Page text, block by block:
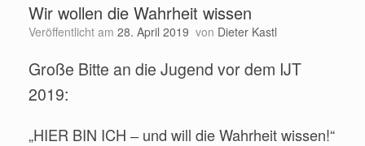
Wir wollen die Wahrheit wissen
Veröffentlicht am 28. April 2019 von Dieter Kastl
Große Bitte an die Jugend vor dem IJT
2019:
„HIER BIN ICH ‒ und will die Wahrheit wissen!“